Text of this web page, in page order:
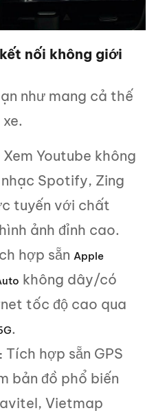
nối không giới
như mang cả thế
Xem Youtube không
Spotify, Zing
tuyến với chất
ảnh đỉnh cao.
hợp sẵn Apple
không dây/có
tốc độ cao qua
.
Tích hợp sẵn GPS
bản đồ phổ biến
Vietmap